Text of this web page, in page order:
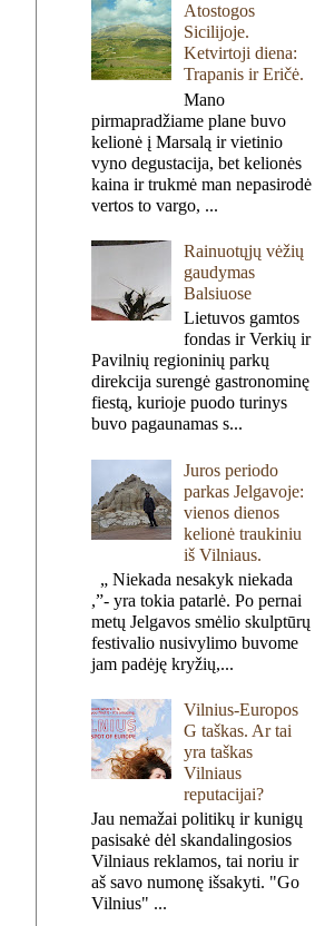
Atostogos
Sicilijoje.
Ketvirtoji diena:
Trapanis ir Eričė.
Mano
pirmapradžiame plane buvo
kelionė į Marsalą ir vietinio
vyno degustacija, bet kelionės
kaina ir trukmė man nepasirodė
vertos to vargo, ...
Rainuotųjų vėžių
gaudymas
Balsiuose
Lietuvos gamtos
fondas ir Verkių ir
Pavilnių regioninių parkų
direkcija surengė gastronominę
fiestą, kurioje puodo turinys
buvo pagaunamas s...
Juros periodo
parkas Jelgavoje:
vienos dienos
kelionė traukiniu
iš Vilniaus.
„ Niekada nesakyk niekada
,”- yra tokia patarlė. Po pernai
metų Jelgavos smėlio skulptūrų
festivalio nusivylimo buvome
jam padėję kryžių,...
Vilnius-Europos
G taškas. Ar tai
yra taškas
Vilniaus
reputacijai?
Jau nemažai politikų ir kunigų
pasisakė dėl skandalingosios
Vilniaus reklamos, tai noriu ir
aš savo numonę išsakyti. "Go
Vilnius" ...